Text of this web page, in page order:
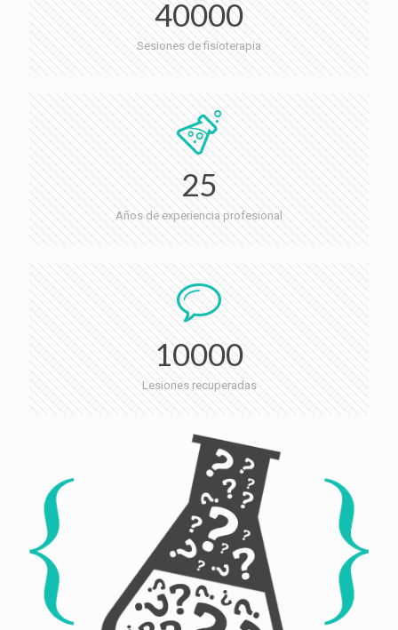
40000
Sesiones de fisioterapia
25
Años de experiencia profesional
10000
Lesiones recuperadas